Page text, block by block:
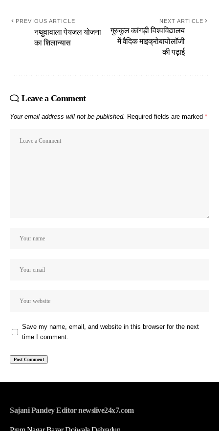
PREVIOUS ARTICLE
नथुवावाला पेयजल योजना
का शिलान्यास
NEXT ARTICLE
गुरुकुल कांगड़ी विश्वविद्यालय
में वैदिक माइक्रोबायोलॉजी
की पढ़ाई
Leave a Comment
Your email address will not be published. Required fields are marked *
Save my name, email, and website in this browser for the next
time I comment.
Sajani Pandey Editor newslive24x7.com